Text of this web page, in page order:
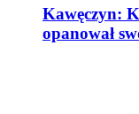
Kawęczyn:
opanował